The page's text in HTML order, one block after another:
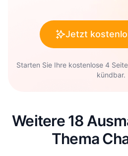
Jetzt
Starten Sie Ihre kostenlose 4
kündbar.
Weitere 18
Thema